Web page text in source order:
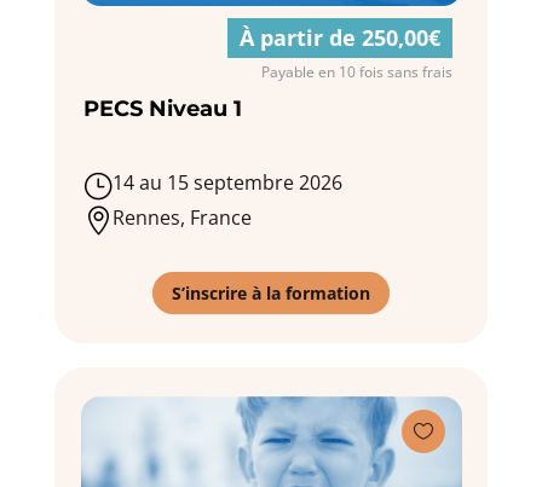
À partir de 250,00€
Payable en 10 fois sans frais
PECS Niveau 1
}14 au 15 septembre 2026
Rennes, France
S’inscrire à la formation
